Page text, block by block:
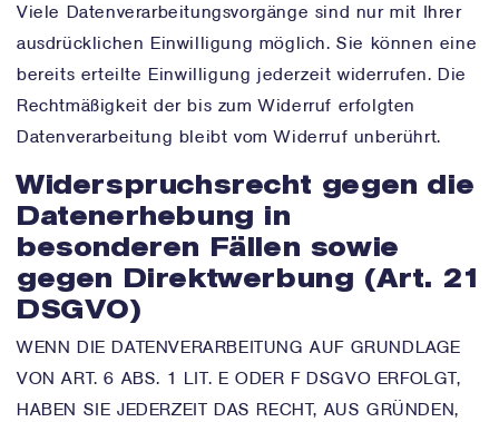
Viele Datenverarbeitungsvorgänge sind nur mit Ihrer
ausdrücklichen Einwilligung möglich. Sie können eine
bereits erteilte Einwilligung jederzeit widerrufen. Die
Rechtmäßigkeit der bis zum Widerruf erfolgten
Datenverarbeitung bleibt vom Widerruf unberührt.
Widerspruchsrecht gegen die
Datenerhebung in
besonderen Fällen sowie
gegen Direktwerbung (Art. 21
DSGVO)
WENN DIE DATENVERARBEITUNG AUF GRUNDLAGE
VON ART. 6 ABS. 1 LIT. E ODER F DSGVO ERFOLGT,
HABEN SIE JEDERZEIT DAS RECHT, AUS GRÜNDEN,